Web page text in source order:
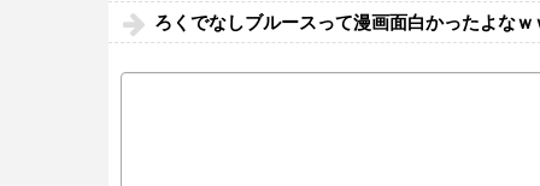
ろくでなしブルースって漫画面白かったよなｗ